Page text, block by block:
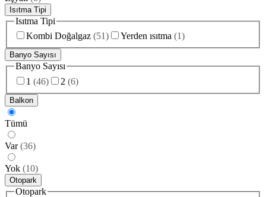
Isıtma Tipi
Isıtma Tipi
Kombi Doğalgaz (51) Yerden ısıtma (1)
Banyo Sayısı
Banyo Sayısı
1 (46) 2 (6)
Balkon
Tümü
Var (36)
Yok (10)
Otopark
Otopark